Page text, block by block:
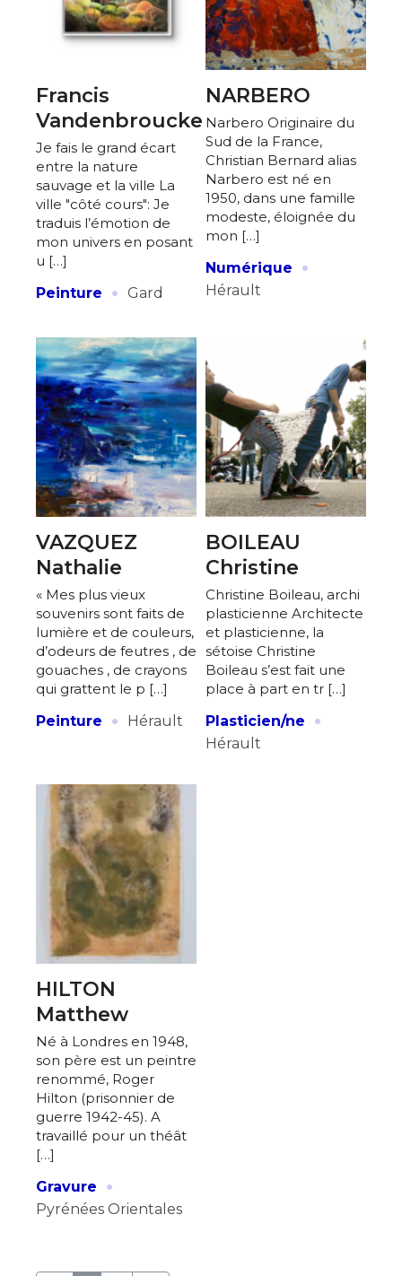
Francis
Vandenbroucke
Je fais le grand écart
entre la nature
sauvage et la ville La
ville "côté cours": Je
traduis l’émotion de
mon univers en posant
u […]
Peinture
· Gard
NARBERO
Narbero Originaire du
Sud de la France,
Christian Bernard alias
Narbero est né en
1950, dans une famille
modeste, éloignée du
mon […]
Numérique
·
Hérault
VAZQUEZ
Nathalie
« Mes plus vieux
souvenirs sont faits de
lumière et de couleurs,
d’odeurs de feutres , de
gouaches , de crayons
qui grattent le p […]
Peinture
· Hérault
BOILEAU
Christine
Christine Boileau, archi
plasticienne Architecte
et plasticienne, la
sétoise Christine
Boileau s’est fait une
place à part en tr […]
Plasticien/ne
·
Hérault
HILTON
Matthew
Né à Londres en 1948,
son père est un peintre
renommé, Roger
Hilton (prisonnier de
guerre 1942-45). A
travaillé pour un théât
[…]
Gravure
·
Pyrénées Orientales